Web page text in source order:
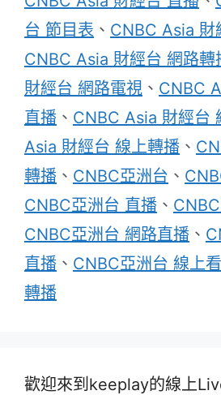
台 節目表 、 CNBC Asia 財
CNBC Asia 財經台 網路轉
財經台 網路電視 、 CNBC
直播 、 CNBC Asia 財經台
Asia 財經台 線上轉播 、
轉播 、 CNBC亞洲台 、
CNBC亞洲台 直播 、
CNBC亞洲台 網路直播 、
直播 、 CNBC亞洲台 線上看
轉播
歡迎來到keeplay的線上